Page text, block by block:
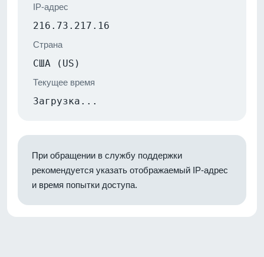
IP-адрес
216.73.217.16
Страна
США (US)
Текущее время
Загрузка...
При обращении в службу поддержки
рекомендуется указать отображаемый IP-адрес
и время попытки доступа.